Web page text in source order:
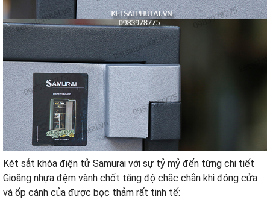
Két sắt khóa điện tử Samurai với sự tỷ mỷ đến từng chi tiết
Gioăng nhựa đệm vành chốt tăng độ chắc chắn khi đóng cửa
và ốp cánh của được bọc thảm rất tinh tế: